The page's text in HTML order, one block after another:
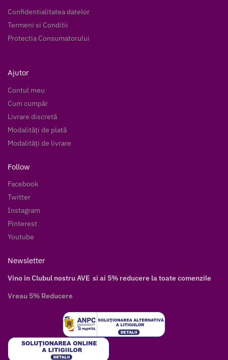
Confidentialitatea datelor
Termeni si Conditii
Protectia Consumatorului
Ajutor
Contul meu
Cum cumpăr
Livrare discretă
Modalități de plată
Modalități de livrare
Follow
Facebook
Twitter
Instagram
Pinterest
Youtube
Newsletter
Vino in Clubul nostru AVE si ai 5% reducere la toate comenzile
Vreau 5% Reducere